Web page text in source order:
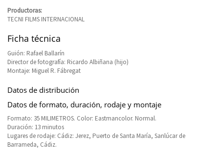
Productoras:
TECNI FILMS INTERNACIONAL
Ficha técnica
Guión: Rafael Ballarín
Director de fotografía: Ricardo Albiñana (hijo)
Montaje: Miguel R. Fábregat
Datos de distribución
Datos de formato, duración, rodaje y montaje
Formato: 35 MILIMETROS. Color: Eastmancolor. Normal.
Duración: 13 minutos
Lugares de rodaje: Cádiz: Jerez, Puerto de Santa María, Sanlúcar de
Barrameda, Cádiz.